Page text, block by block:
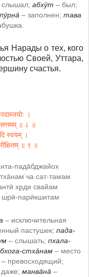
слышал; абхӯт – был;
пӯрн̣а̄ – заполнен; тава
Нарады о тех, кого
Своей, Уттара,
счастья.
।
॥ ८ ॥
स्वयम् ।
॥ ९ ॥
пада̄бджайох̣
ча сат-тамам
хр̣ди свайам
ш́рӣ-парӣкшитам
– исключительная
пастушек; пада-
– слышать; пхала-
бхога-стха̄нам – место
превосходящий;
манва̄на̄ –